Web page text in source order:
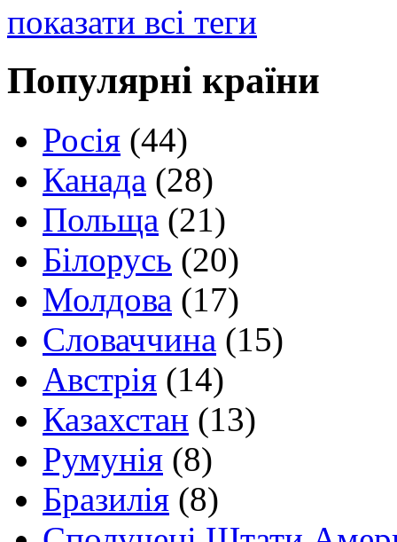
показати всі теги
Популярні країни
Росія (44)
Канада (28)
Польща (21)
Білорусь (20)
Молдова (17)
Словаччина (15)
Австрія (14)
Казахстан (13)
Румунія (8)
Бразилія (8)